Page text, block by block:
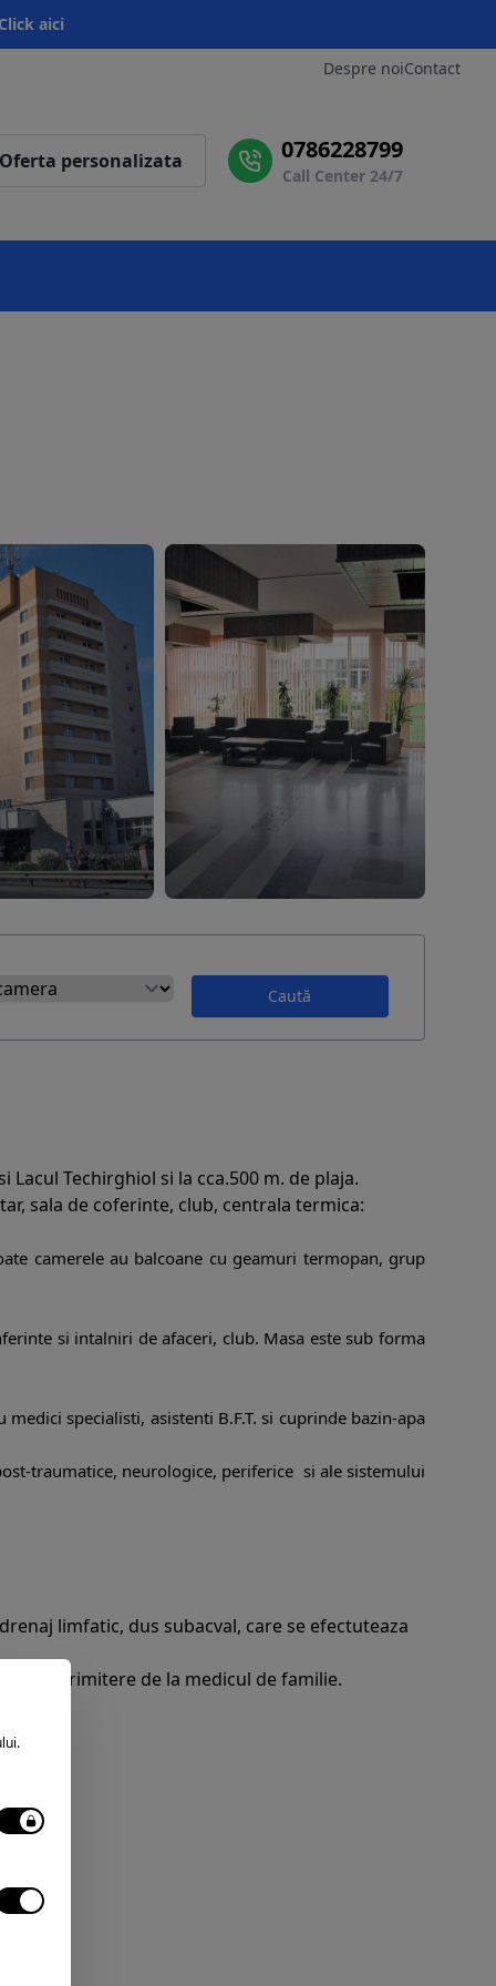
Click aici
Despre noiContact
Oferta personalizata 0786228799
Call Center 24/7
Caută
Lacul Techirghiol si la cca.500 m. de plaja.
sala de coferinte, club, centrala termica:
camerele au balcoane cu geamuri termopan, grup
si intalniri de afaceri, club. Masa este sub forma
specialisti, asistenti B.F.T. si cuprinde bazin-apa
traumatice, neurologice, periferice si ale sistemului
limfatic, dus subacval, care se efectuteaza
prin trimitere de la medicul de familie.